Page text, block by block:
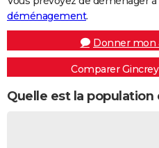
déménagement.
Donner mon
Comparer
Quelle est la population